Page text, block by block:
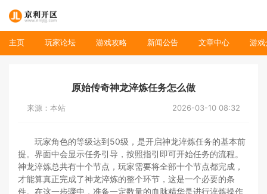
主页 玩家论坛 游戏攻略 新闻公告 文章中心 游戏
原始传奇神龙淬炼任务怎么做
来源：本站 2026-03-10 08:32
玩家角色的等级达到50级，是开启神龙淬炼任务的基本前
提。界面中会显示任务引导，按照指引即可开始任务的流程。
神龙淬炼总共有十个节点，玩家需要将全部十个节点都完成，
才能算真正完成了神龙淬炼的整个环节，这是一个必要的条
件。在这一步骤中，准备一定数量的血脉精华是进行淬炼操作